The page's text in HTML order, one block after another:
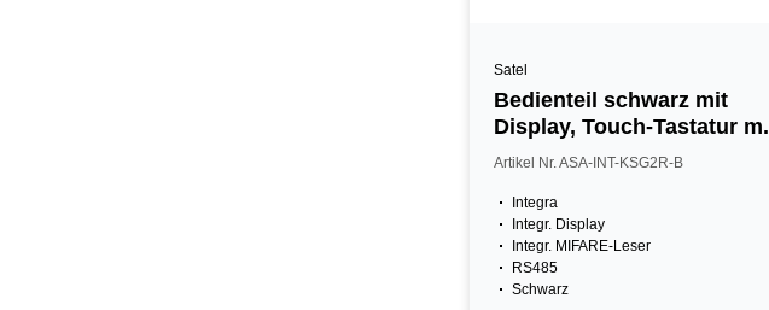
Satel
Bedienteil schwarz mit
Display, Touch-Tastatur m.
Mifare Leser
Artikel Nr. ASA-INT-KSG2R-B
Integra
Integr. Display
Integr. MIFARE-Leser
RS485
Schwarz